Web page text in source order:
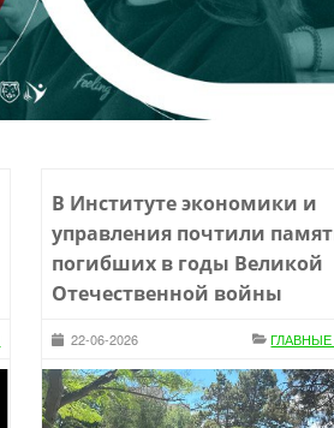
В Институте экономики и
управления почтили
погибших в годы Великой
Отечественной войны
22-06-2026